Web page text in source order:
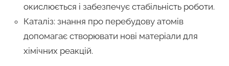
окислюється і забезпечує стабільність роботи.
Каталіз: знання про перебудову атомів
допомагає створювати нові матеріали для
хімічних реакцій.